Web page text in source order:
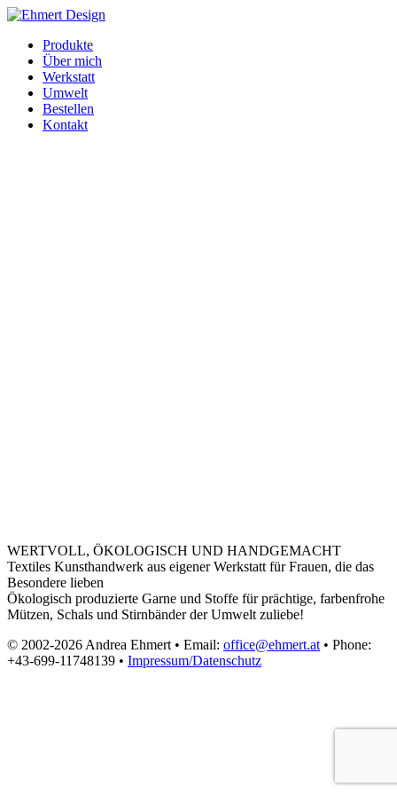
Produkte
Über mich
Werkstatt
Umwelt
Bestellen
Kontakt
WERTVOLL, ÖKOLOGISCH UND HANDGEMACHT
Textiles Kunsthandwerk aus eigener Werkstatt für Frauen, die das
Besondere lieben
Ökologisch produzierte Garne und Stoffe für prächtige, farbenfrohe
Mützen, Schals und Stirnbänder der Umwelt zuliebe!
© 2002-2026 Andrea Ehmert • Email: office@ehmert.at • Phone:
+43-699-11748139 • Impressum/Datenschutz